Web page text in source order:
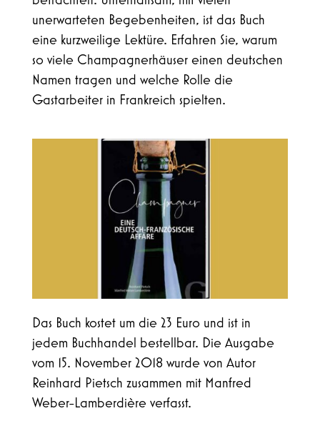
unerwarteten Begebenheiten, ist das Buch
eine kurzweilige Lektüre. Erfahren Sie, warum
so viele Champagnerhäuser einen deutschen
Namen tragen und welche Rolle die
Gastarbeiter in Frankreich spielten.
Das Buch kostet um die 23 Euro und ist in
jedem Buchhandel bestellbar. Die Ausgabe
vom 15. November 2018 wurde von Autor
Reinhard Pietsch zusammen mit Manfred
Weber-Lamberdière verfasst.